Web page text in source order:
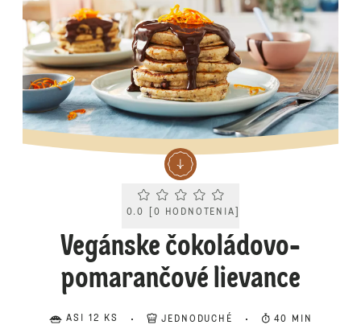
Current rating 0.0. Click to rate.
0.0 0 HODNOTENIA
Vegánske čokoládovo-
pomarančové lievance
ASI 12 KS JEDNODUCHÉ 40 MIN